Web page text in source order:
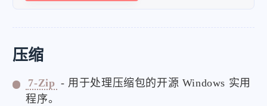
压缩
7-Zip - 用于处理压缩包的开源 Windows 实用
程序。